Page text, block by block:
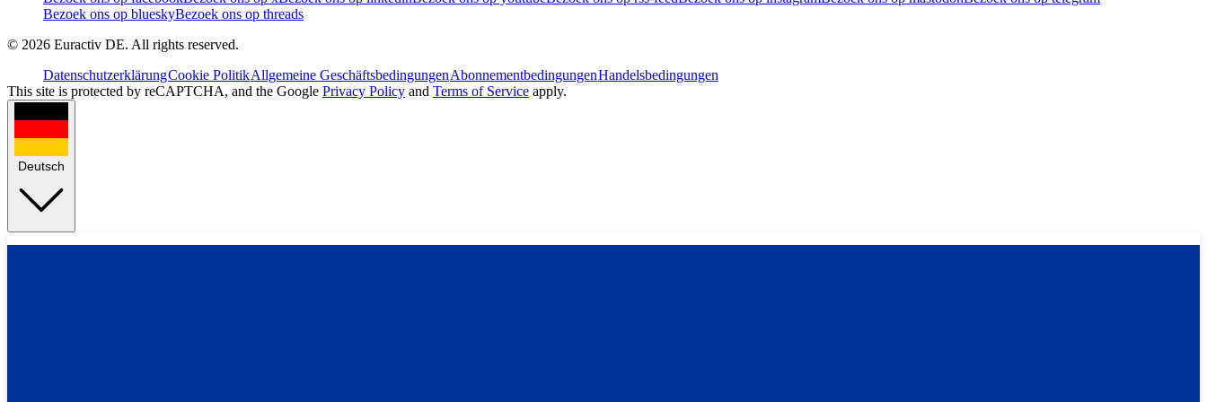
Bezoek ons op blueskyBezoek ons op threads
© 2026 Euractiv DE. All rights reserved.
DatenschutzerklärungCookie PolitikAllgemeine GeschäftsbedingungenAbonnementbedingungenHandelsbedingungen
This site is protected by reCAPTCHA, and the Google Privacy Policy and Terms of Service apply.
Deutsch